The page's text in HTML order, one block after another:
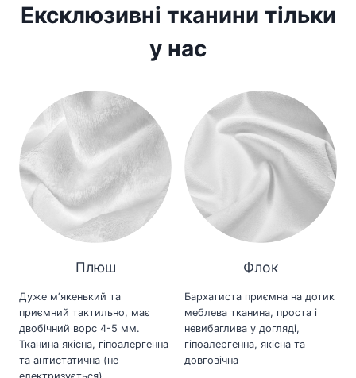
Ексклюзивні тканини тільки
у нас
Плюш
Дуже мʼякенький та
приємний тактильно, має
двобічний ворс 4-5 мм.
Тканина якісна, гіпоалергенна
та антистатична (не
Флок
Бархатиста приємна на дотик
меблева тканина, проста і
невибаглива у догляді,
гіпоалергенна, якісна та
довговічна